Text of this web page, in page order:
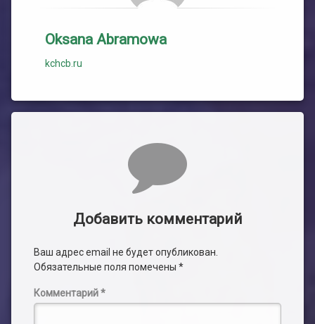
Oksana Abramowa
kchcb.ru
Добавить комментарий
Ваш адрес email не будет опубликован.
Обязательные поля помечены *
Комментарий*